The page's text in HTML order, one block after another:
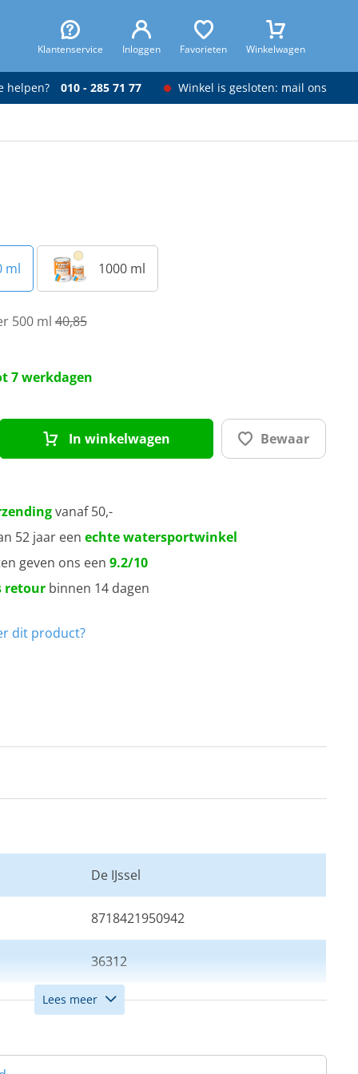
Klantenservice Inloggen Favorieten Winkelwagen
helpen? 010 - 285 71 77 Winkel is gesloten: mail ons
ml 1000 ml
500 ml40,85
7 werkdagen
In winkelwagen Bewaar
vanaf 50,-
52 jaar een echte watersportwinkel
geven ons een 9.2/10
retourbinnen 14 dagen
dit product?
De IJssel
8718421950942
36312
Creme
Lees meer